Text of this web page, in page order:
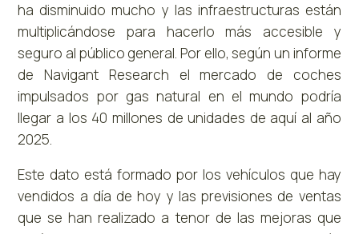
ha disminuido mucho y las infraestructuras están
multiplicándose para hacerlo más accesible y
seguro al público general. Por ello, según un informe
de Navigant Research el mercado de coches
impulsados por gas natural en el mundo podría
llegar a los 40 millones de unidades de aquí al año
2025.
Este dato está formado por los vehículos que hay
vendidos a día de hoy y las previsiones de ventas
que se han realizado a tenor de las mejoras que